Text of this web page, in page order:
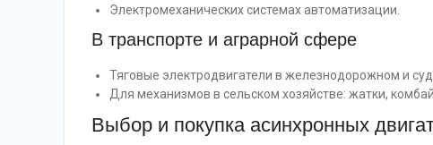
Электромеханических системах автоматизации.
В транспорте и аграрной сфере
Тяговые электродвигатели в железнодорожном и
Для механизмов в сельском хозяйстве: жатки,
Выбор и покупка асинхронных